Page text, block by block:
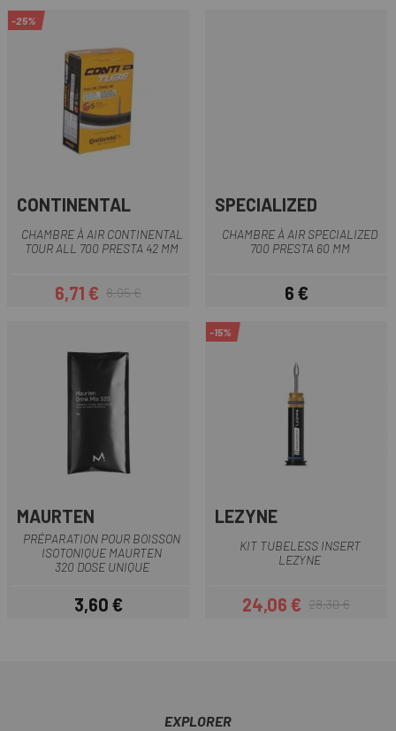
-25%
CONTINENTAL
CHAMBRE À AIR CONTINENTAL
TOUR ALL 700 PRESTA 42 MM
Prix
6,71 €Prix habituel
8,95 €
SPECIALIZED
CHAMBRE À AIR SPECIALIZED
700 PRESTA 60 MM
Prix
6 €
MAURTEN
PRÉPARATION POUR BOISSON
ISOTONIQUE MAURTEN
320 DOSE UNIQUE
Prix
3,60 €
-15%
LEZYNE
KIT TUBELESS INSERT
LEZYNE
Prix
24,06 €Prix habituel
28,30 €
EXPLORER